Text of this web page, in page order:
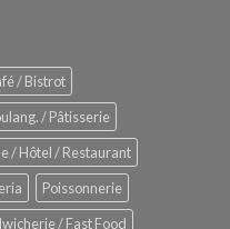
/ Bistrot
/ Pâtisserie
/ Hôtel / Restaurant
Poissonnerie
/ Fast Food